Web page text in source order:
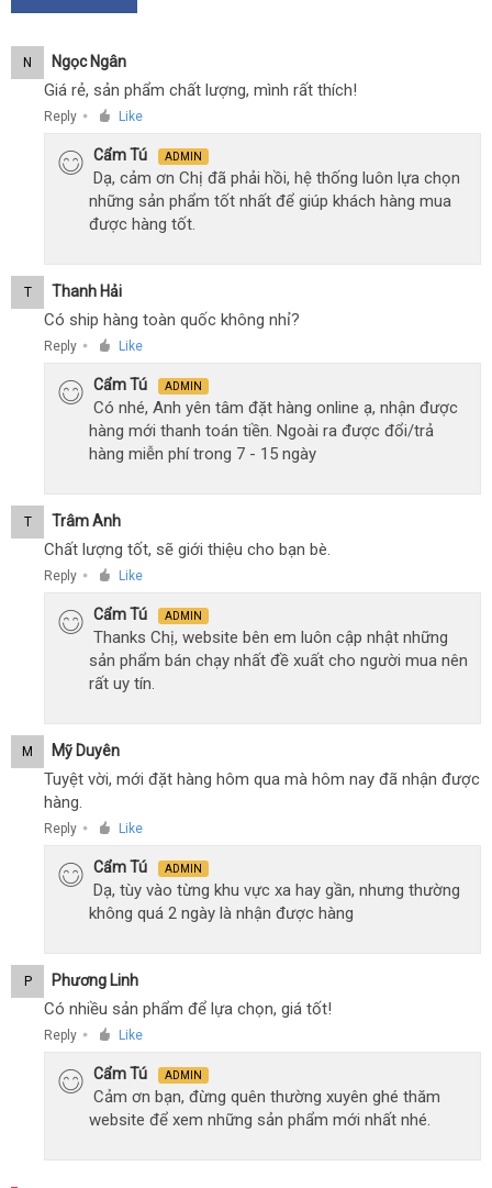
N Ngọc Ngân
Giá rẻ, sản phẩm chất lượng, mình rất thích!
Reply ● Like
Cẩm Tú ADMIN
Dạ, cảm ơn Chị đã phải hồi, hệ thống luôn lựa chọn
những sản phẩm tốt nhất để giúp khách hàng mua
được hàng tốt.
T Thanh Hải
Có ship hàng toàn quốc không nhỉ?
Reply ● Like
Cẩm Tú ADMIN
Có nhé, Anh yên tâm đặt hàng online ạ, nhận được
hàng mới thanh toán tiền. Ngoài ra được đổi/trả
hàng miễn phí trong 7 - 15 ngày
T Trâm Anh
Chất lượng tốt, sẽ giới thiệu cho bạn bè.
Reply ● Like
Cẩm Tú ADMIN
Thanks Chị, website bên em luôn cập nhật những
sản phẩm bán chạy nhất đề xuất cho người mua nên
rất uy tín.
M Mỹ Duyên
Tuyệt vời, mới đặt hàng hôm qua mà hôm nay đã nhận được
hàng.
Reply ● Like
Cẩm Tú ADMIN
Dạ, tùy vào từng khu vực xa hay gần, nhưng thường
không quá 2 ngày là nhận được hàng
P Phương Linh
Có nhiều sản phẩm để lựa chọn, giá tốt!
Reply ● Like
Cẩm Tú ADMIN
Cảm ơn bạn, đừng quên thường xuyên ghé thăm
website để xem những sản phẩm mới nhất nhé.